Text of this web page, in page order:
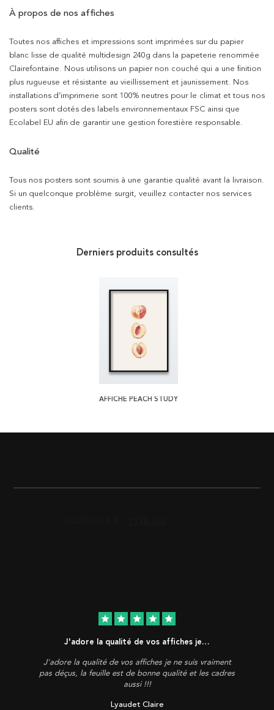
À propos de nos affiches
Toutes nos affiches et impressions sont imprimées sur du papier
blanc lisse de qualité multidesign 240g dans la papeterie renommée
Clairefontaine. Nous utilisons un papier non couché qui a une finition
plus rugueuse et résistante au vieillissement et jaunissement. Nos
installations d’imprimerie sont 100% neutres pour le climat et tous nos
posters sont dotés des labels environnementaux FSC ainsi que
Ecolabel EU afin de garantir une gestion forestière responsable.
Qualité
Tous nos posters sont soumis à une garantie qualité avant la livraison.
Si un quelconque problème surgit, veuillez contacter nos services
clients.
Derniers produits consultés
AFFICHE PEACH STUDY
star star star star star
J'adore la qualité de vos affiches je…
J'adore la qualité de vos affiches je ne suis vraiment
pas déçus, la feuille est de bonne qualité et les cadres
aussi !!!
Lyaudet Claire